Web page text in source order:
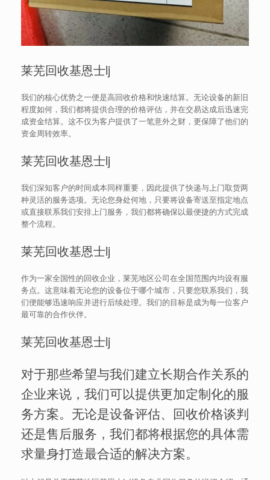
莱芜回收基恩士lj
我们的核心优势之一便是高回收价格和快速结算。无论设备的新旧
程度如何，我们都将提供合理的价格评估，并在交易达成后迅速完
成资金结算。这不仅为客户提供了一笔意外之财，更保障了他们的
资金周转效率。
莱芜回收基恩士lj
我们深知客户的时间成本同样重要，因此提供了快递与上门取货两
种灵活的服务选项。无论您身处何地，只要将设备寄送至指定地点
或直接联系我们安排上门服务，我们都将确保以最便捷的方式完成
整个流程。
莱芜回收基恩士lj
作为一家全国性的回收企业，莱芜地区公司在全国范围内均设有服
务点。这意味着无论您的设备位于哪个城市，只要您联系我们，我
们便能够迅速响应并进行后续处理。我们的目标是成为每一位客户
最可靠的合作伙伴。
莱芜回收基恩士lj
对于那些希望与我们建立长期合作关系的
企业来说，我们可以提供更加定制化的服
务方案。无论是设备评估、回收价格谈判
还是售后服务，我们都将根据您的具体需
求量身打造最合适的解决方案。